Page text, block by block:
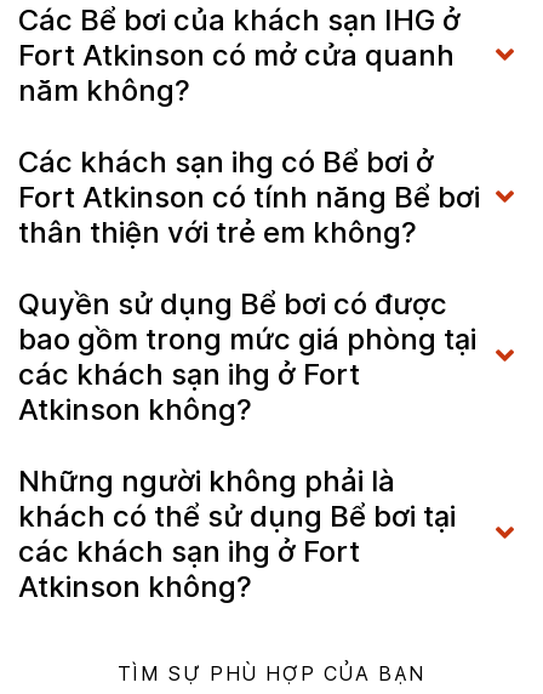
Các Bể bơi của khách sạn IHG ở
Fort Atkinson có mở cửa quanh
năm không?
Các khách sạn ihg có Bể bơi ở
Fort Atkinson có tính năng Bể bơi
thân thiện với trẻ em không?
Quyền sử dụng Bể bơi có được
bao gồm trong mức giá phòng tại
các khách sạn ihg ở Fort
Atkinson không?
Những người không phải là
khách có thể sử dụng Bể bơi tại
các khách sạn ihg ở Fort
Atkinson không?
TÌM SỰ PHÙ HỢP CỦA BẠN